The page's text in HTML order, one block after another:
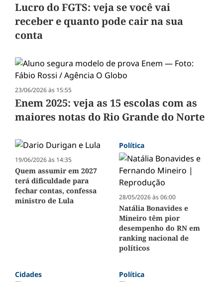
Lucro do FGTS: veja se você vai
receber e quanto pode cair na sua
conta
23/06/2026 às 15:55
Enem 2025: veja as 15 escolas com as
maiores notas do Rio Grande do Norte
19/06/2026 às 14:35
Quem assumir em 2027
terá dificuldade para
fechar contas, confessa
ministro de Lula
Política
28/05/2026 às 06:00
Natália Bonavides e
Mineiro têm pior
desempenho do RN em
ranking nacional de
políticos
Cidades Política